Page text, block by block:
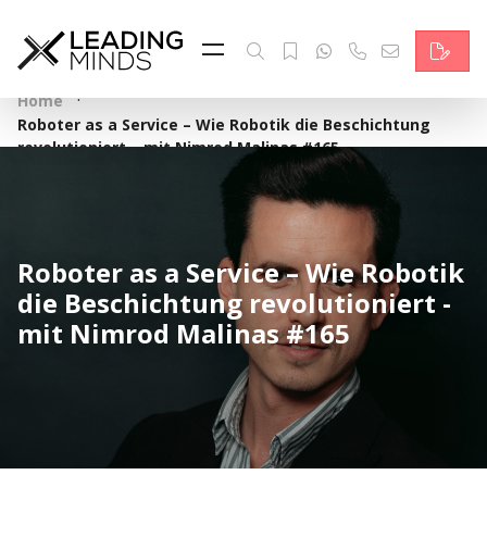
Feed & News
Reading Minds
Themen
Services
Wer wir sind
Kontakt
English
Home ·
Roboter as a Service – Wie Robotik die Beschichtung
revolutioniert – mit Nimrod Malinas #165
Roboter as a Service – Wie Robotik
die Beschichtung revolutioniert -
mit Nimrod Malinas #165